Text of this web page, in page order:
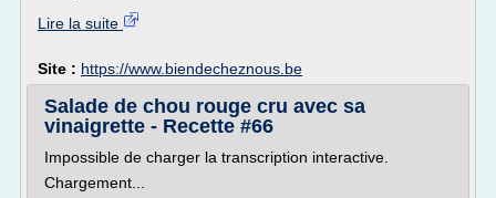
Lire la suite
Site : https://www.biendecheznous.be
Salade de chou rouge cru avec sa
vinaigrette - Recette #66
Impossible de charger la transcription interactive.
Chargement...